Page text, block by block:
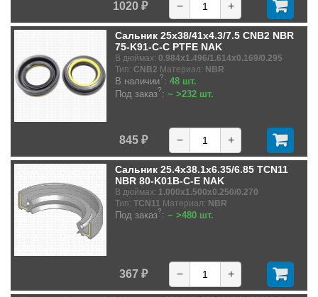
1020 ₽ − +
Сальник 25x38/41x4.3/7.5 CNB2 NBR
75-K91-C-C PTFE NAK
В дюймах: 0.984x1.496/1.614x0.169/0.295
Тип: CNB2 Материал: NBR
В наличии?: 48 шт.
Под заказ?: ~ >232 шт.
845 ₽ − +
Сальник 25.4x38.1x6.35/6.85 TCN11
NBR 80-K01B-C-E NAK
В дюймах: 1.000x1.500x0.250/0.270
Тип: TCN11 Материал: NBR
Под заказ?: ~ >480 шт.
367 ₽ − +